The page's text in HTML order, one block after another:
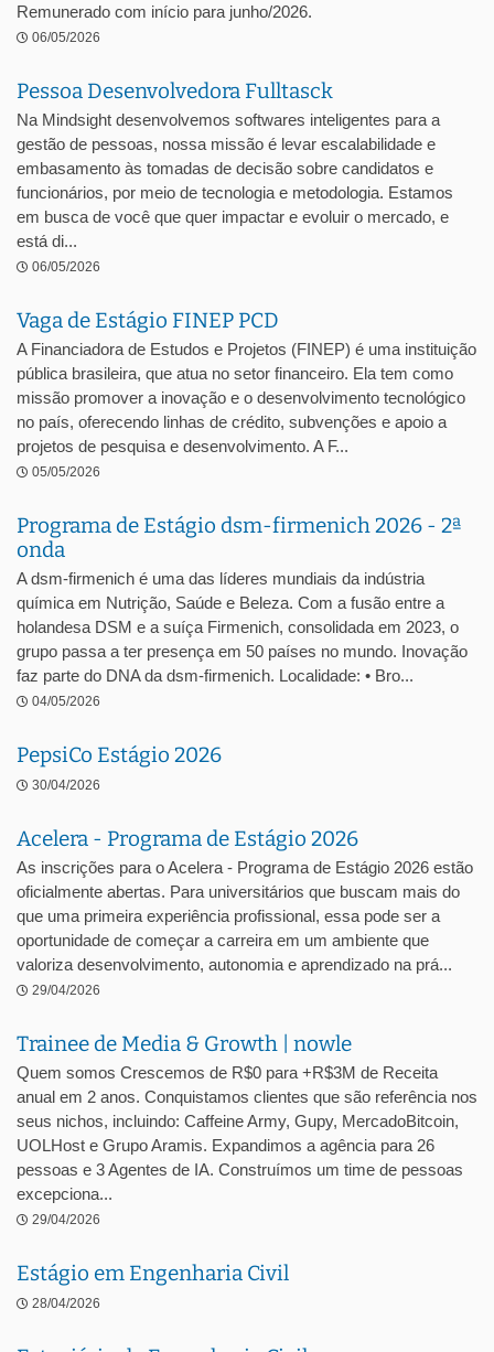
Remunerado com início para junho/2026.
06/05/2026
Pessoa Desenvolvedora Fulltasck
Na Mindsight desenvolvemos softwares inteligentes para a
gestão de pessoas, nossa missão é levar escalabilidade e
embasamento às tomadas de decisão sobre candidatos e
funcionários, por meio de tecnologia e metodologia. Estamos
em busca de você que quer impactar e evoluir o mercado, e
está di...
06/05/2026
Vaga de Estágio FINEP PCD
A Financiadora de Estudos e Projetos (FINEP) é uma instituição
pública brasileira, que atua no setor financeiro. Ela tem como
missão promover a inovação e o desenvolvimento tecnológico
no país, oferecendo linhas de crédito, subvenções e apoio a
projetos de pesquisa e desenvolvimento. A F...
05/05/2026
Programa de Estágio dsm-firmenich 2026 - 2ª
onda
A dsm-firmenich é uma das líderes mundiais da indústria
química em Nutrição, Saúde e Beleza. Com a fusão entre a
holandesa DSM e a suíça Firmenich, consolidada em 2023, o
grupo passa a ter presença em 50 países no mundo. Inovação
faz parte do DNA da dsm-firmenich. Localidade: • Bro...
04/05/2026
PepsiCo Estágio 2026
30/04/2026
Acelera - Programa de Estágio 2026
As inscrições para o Acelera - Programa de Estágio 2026 estão
oficialmente abertas. Para universitários que buscam mais do
que uma primeira experiência profissional, essa pode ser a
oportunidade de começar a carreira em um ambiente que
valoriza desenvolvimento, autonomia e aprendizado na prá...
29/04/2026
Trainee de Media & Growth | nowle
Quem somos Crescemos de R$0 para +R$3M de Receita
anual em 2 anos. Conquistamos clientes que são referência nos
seus nichos, incluindo: Caffeine Army, Gupy, MercadoBitcoin,
UOLHost e Grupo Aramis. Expandimos a agência para 26
pessoas e 3 Agentes de IA. Construímos um time de pessoas
excepciona...
29/04/2026
Estágio em Engenharia Civil
28/04/2026